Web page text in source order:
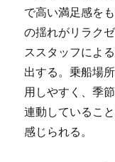
で高い満足感を
の揺れがリラク
ススタッフによ
出する。乗船場
用しやすく、季
連動しているこ
感じられる。